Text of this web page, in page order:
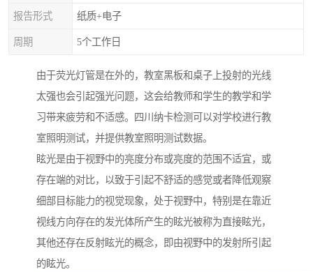
报告形式 纸质+电子
周期 5个工作日
由于荧光灯管是在外的，教室黑板和桌子上投射的光线
太强也会引起强光问题，这会给教师和学生的教学和学
习带来疲劳和不适感。四川纳卡检测可以对学校进行教
室照明测试，并提供教室照明测试数据。
眩光是由于视野中的亮度分布或亮度的范围不适宜，或
存在端的对比，以致于引起不舒适的感觉或者降低观察
细部目标能力的视觉现象，处于视野中，特别是在靠近
视线方向存在的发光体所产生的眩光被称为直接眩光，
其他还存在反射眩光的概念，即由视野中的发射所引起
的眩光。